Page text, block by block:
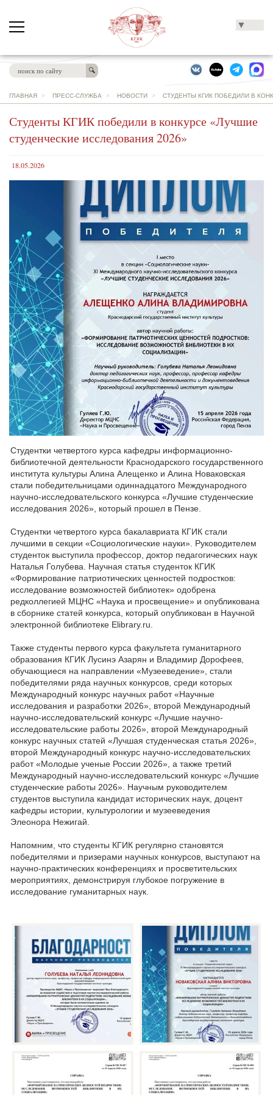
▼
ГЛАВНАЯ > ПРЕСС-СЛУЖБА > НОВОСТИ > СТУДЕНТЫ КГИК ПОБЕДИЛИ В
Студенты КГИК победили в конкурсе «Лучшие
студенческие исследования 2026»
18.05.2026
Студентки четвертого курса кафедры информационно-
библиотечной деятельности Краснодарского государственного
института культуры Алина Алещенко и Алина Новаковская
стали победительницами одиннадцатого Международного
научно-исследовательского конкурса «Лучшие студенческие
исследования 2026», который прошел в Пензе.
Студентки четвертого курса бакалавриата КГИК стали
лучшими в секции «Социологические науки». Руководителем
студенток выступила профессор, доктор педагогических наук
Наталья Голубева. Научная статья студенток КГИК
«Формирование патриотических ценностей подростков:
исследование возможностей библиотек» одобрена
редколлегией МЦНС «Наука и просвещение» и опубликована
в сборнике статей конкурса, который опубликован в Научной
электронной библиотеке Elibrary.ru.
Также студенты первого курса факультета гуманитарного
образования КГИК Лусинэ Азарян и Владимир Дорофеев,
обучающиеся на направлении «Музееведение», стали
победителями ряда научных конкурсов, среди которых
Международный конкурс научных работ «Научные
исследования и разработки 2026», второй Международный
научно-исследовательский конкурс «Лучшие научно-
исследовательские работы 2026», второй Международный
конкурс научных статей «Лучшая студенческая статья 2026»,
второй Международный конкурс научно-исследовательских
работ «Молодые ученые России 2026», а также третий
Международный научно-исследовательский конкурс «Лучшие
студенческие работы 2026». Научным руководителем
студентов выступила кандидат исторических наук, доцент
кафедры истории, культурологии и музееведения
Элеонора Нежигай.
Напомним, что студенты КГИК регулярно становятся
победителями и призерами научных конкурсов, выступают на
научно-практических конференциях и просветительских
мероприятиях, демонстрируя глубокое погружение в
исследование гуманитарных наук.